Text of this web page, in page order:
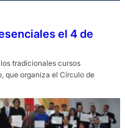
el 4 de
tradicionales cursos
que organiza el Círculo de